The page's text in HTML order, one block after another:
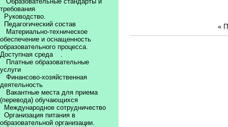
требования
Руководство.
Педагогический состав
Материально-техническое
обеспечение и оснащенность
образовательного процесса.
Доступная среда
.
Платные образовательные
услуги
Финансово-хозяйственная
деятельность
Вакантные места для приема
(перевода) обучающихся
Международное сотрудничество
Организация питания в
образовательной организации.
«